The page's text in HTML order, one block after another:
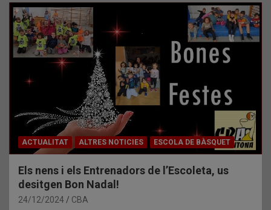
ACTUALITAT ALTRES NOTICIES ESCOLA DE BÀSQUET
Els nens i els Entrenadors de l’Escoleta, us
desitgen Bon Nadal!
24/12/2024 CBA